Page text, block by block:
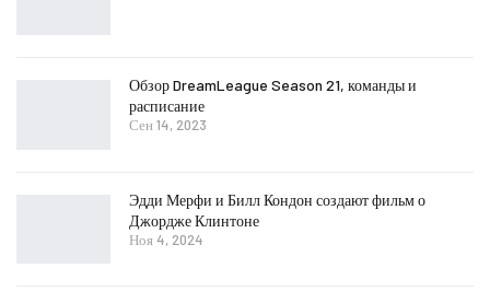
Обзор DreamLeague Season 21, команды и
расписание
Сен 14, 2023
Эдди Мерфи и Билл Кондон создают фильм о
Джордже Клинтоне
Ноя 4, 2024